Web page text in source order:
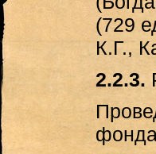
(729
К.Г.,
2.2.3.